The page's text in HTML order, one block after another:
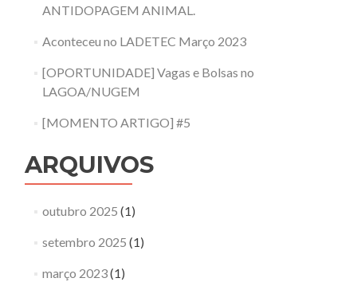
ANTIDOPAGEM ANIMAL.
Aconteceu no LADETEC Março 2023
[OPORTUNIDADE] Vagas e Bolsas no
LAGOA/NUGEM
[MOMENTO ARTIGO] #5
ARQUIVOS
outubro 2025 (1)
setembro 2025 (1)
março 2023(1)